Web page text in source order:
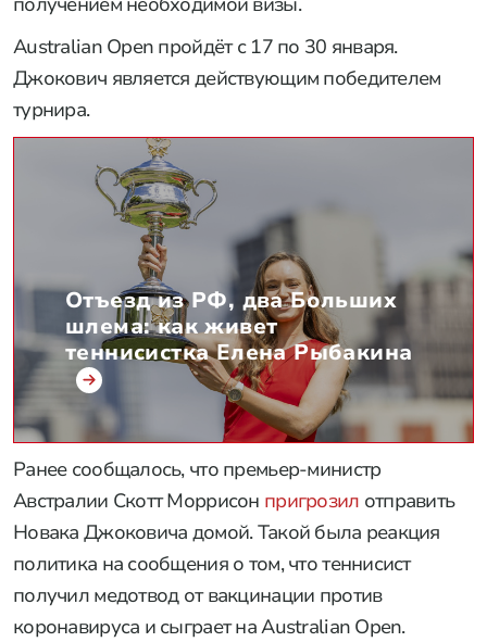
Australian Open пройдёт с 17 по 30 января.
Джокович является действующим победителем
турнира.
Отъезд из РФ, два Больших
шлема: как живет
теннисистка Елена Рыбакина
Ранее сообщалось, что премьер-министр
Австралии Скотт Моррисон пригрозил отправить
Новака Джоковича домой. Такой была реакция
политика на сообщения о том, что теннисист
получил медотвод от вакцинации против
коронавируса и сыграет на Australian Open.